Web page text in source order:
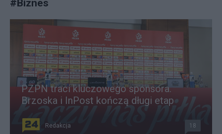
# Biznes
PZPN traci kluczowego sponsora.
Brzoska i InPost kończą długi etap
Redakcja 18